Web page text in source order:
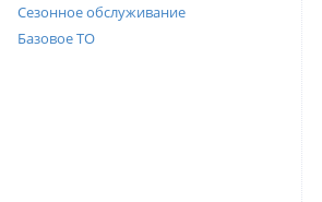
Сезонное обслуживание
Базовое ТО